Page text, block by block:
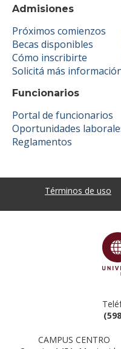
Admisiones
Próximos comienzos
Becas disponibles
Cómo inscribirte
Solicitá más
Funcionarios
Portal de funcionarios
Oportunidades
Reglamentos
Términos de uso
CAMPUS CENTRO